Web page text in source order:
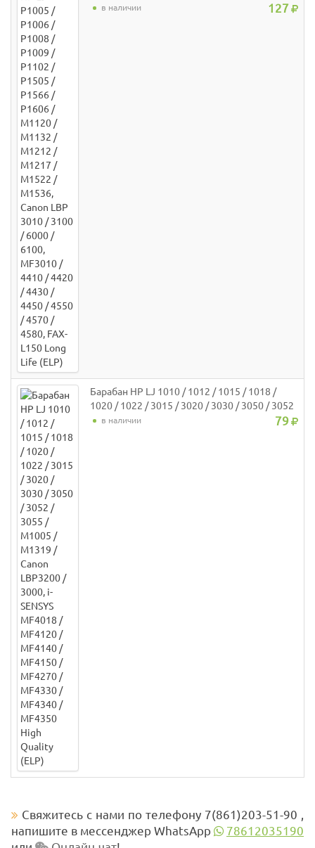
M1132 / M1212 / M1217 / M1522 / M1536,
в наличии 127
Барабан HP LJ 1010 / 1012 / 1015 / 1018 /
1020 / 1022 / 3015 / 3020 / 3030 / 3050 / 3052
/ 3055 / M1005 / M1319 / Canon LBP3200 /
в наличии 79
Свяжитесь с нами по телефону 7(861)203-51-90 ,
напишите в мессенджер WhatsApp
78612035190